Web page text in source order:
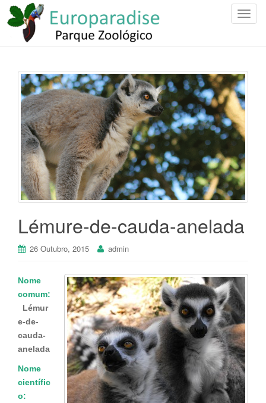
T
l
e
n
a
v
i
g
a
t
i
Lémure-de-cauda-anelada
26 Outubro, 2015 admin
Nome
comum:
Lémur
e-de-
cauda-
anelada
Nome
científic
o: